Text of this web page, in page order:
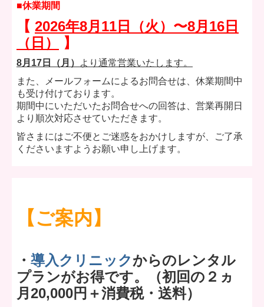
■休業期間
【 2026年8月11日（火）〜8月16日
（日）
】
8月17日（月）
より通常営業いたします。
また、メールフォームによるお問合せは、休業期間中
も受け付けております。
期間中にいただいたお問合せへの回答は、営業再開日
より順次対応させていただきます。
皆さまにはご不便とご迷惑をおかけしますが、ご了承
くださいますようお願い申し上げます。
【ご案内】
・ 導入クリニックからのレンタル
プランがお得です。
（初回の２ヵ
月20,000円＋消費税・送料）